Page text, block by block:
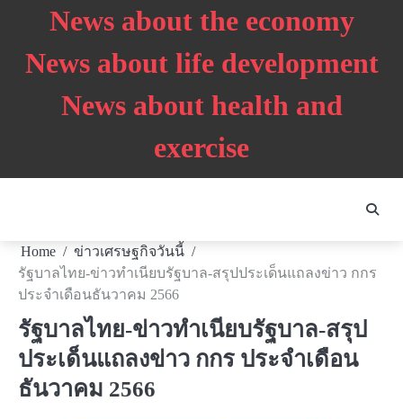
content
News about the economy
News about life development
News about health and
exercise
Home
ข่าวเศรษฐกิจวันนี้
รัฐบาลไทย-ข่าวทำเนียบรัฐบาล-สรุปประเด็นแถลงข่าว กกร
ประจำเดือนธันวาคม 2566
รัฐบาลไทย-ข่าวทำเนียบรัฐบาล-สรุป
ประเด็นแถลงข่าว กกร ประจำเดือน
ธันวาคม 2566